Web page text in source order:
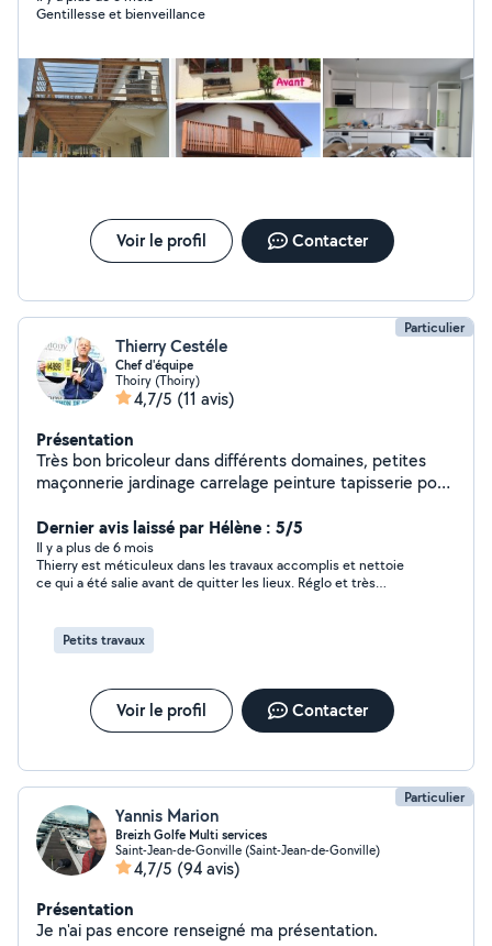
Gentillesse et bienveillance
Voir le profil Contacter
Particulier
Thierry Cestéle
Chef d'équipe
Thoiry (Thoiry)
4,7/5 (11 avis)
Présentation
Très bon bricoleur dans différents domaines, petites
maçonnerie jardinage carrelage peinture tapisserie pose
sportive j aime la course à pied, vélo rando, moto...
Adore la nature...
Dernier avis laissé par Hélène : 5/5
Il y a plus de 6 mois
Thierry est méticuleux dans les travaux accomplis et nettoie
ce qui a été salie avant de quitter les lieux. Réglo et très
Petits travaux
Voir le profil Contacter
Particulier
Yannis Marion
Breizh Golfe Multi services
Saint-Jean-de-Gonville (Saint-Jean-de-Gonville)
4,7/5 (94 avis)
Présentation
Je n'ai pas encore renseigné ma présentation.